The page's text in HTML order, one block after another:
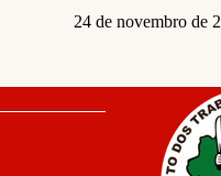
24 de novembro de